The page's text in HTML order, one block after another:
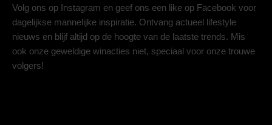
Volg ons op Instagram en geef ons een like op Facebook voor
dagelijkse mannelijke inspiratie. Ontvang actueel lifestyle
nieuws en blijf altijd op de hoogte van de laatste trends. Mis
ook onze geweldige winacties niet, speciaal voor onze trouwe
volgers!